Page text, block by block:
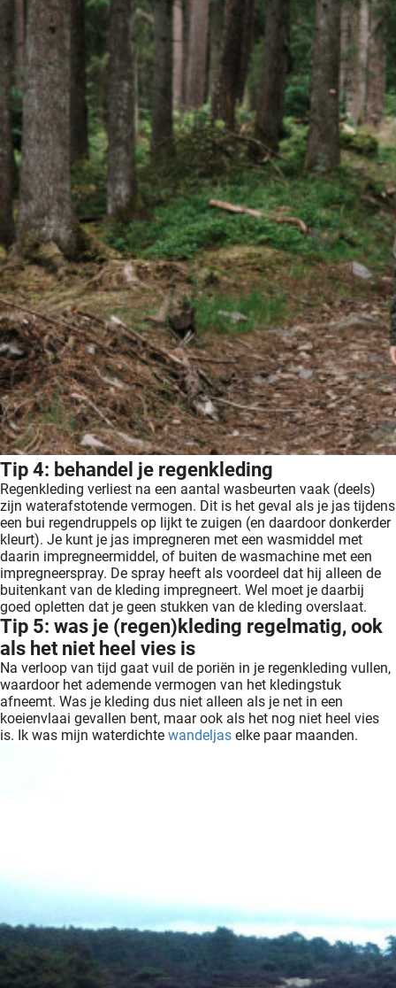
Tip 4: behandel je regenkleding
Regenkleding verliest na een aantal wasbeurten vaak (deels)
zijn waterafstotende vermogen. Dit is het geval als je jas tijdens
een bui regendruppels op lijkt te zuigen (en daardoor donkerder
kleurt). Je kunt je jas impregneren met een wasmiddel met
daarin impregneermiddel, of buiten de wasmachine met een
impregneerspray. De spray heeft als voordeel dat hij alleen de
buitenkant van de kleding impregneert. Wel moet je daarbij
goed opletten dat je geen stukken van de kleding overslaat.
Tip 5: was je (regen)kleding regelmatig, ook
als het niet heel vies is
Na verloop van tijd gaat vuil de poriën in je regenkleding vullen,
waardoor het ademende vermogen van het kledingstuk
afneemt. Was je kleding dus niet alleen als je net in een
koeienvlaai gevallen bent, maar ook als het nog niet heel vies
is. Ik was mijn waterdichte wandeljas elke paar maanden.